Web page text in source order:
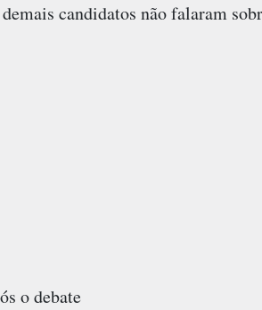
candidatos não falaram
o debate